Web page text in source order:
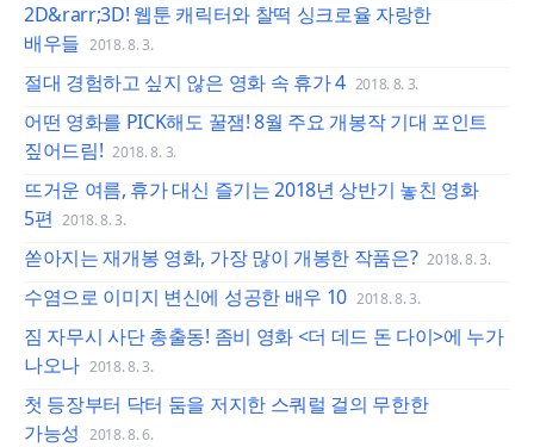
2D&rarr;3D! 웹툰 캐릭터와 찰떡 싱크로율 자랑한
배우들 2018. 8. 3.
절대 경험하고 싶지 않은 영화 속 휴가 4 2018. 8. 3.
어떤 영화를 PICK해도 꿀잼! 8월 주요 개봉작 기대 포인트
짚어드림! 2018. 8. 3.
뜨거운 여름, 휴가 대신 즐기는 2018년 상반기 놓친 영화
5편 2018. 8. 3.
쏟아지는 재개봉 영화, 가장 많이 개봉한 작품은? 2018. 8. 3.
수염으로 이미지 변신에 성공한 배우 10 2018. 8. 3.
짐 자무시 사단 총출동! 좀비 영화 <더 데드 돈 다이>에 누가
나오나 2018. 8. 3.
첫 등장부터 닥터 둠을 저지한 스쿼럴 걸의 무한한
가능성 2018. 8. 6.